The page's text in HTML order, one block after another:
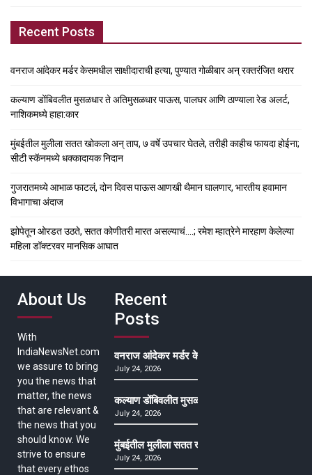
Recent Posts
वनराज आंदेकर मर्डर केसमधील साक्षीदाराची हत्या, पुण्यात गोळीबार अन् रक्तरंजित थरार
कल्याण डोंबिवलीत मुसळधार ते अतिमुसळधार पाऊस, पालघर आणि ठाण्याला रेड अलर्ट,
नाशिकमध्ये हाहा:कार
मुंबईतील मुलीला सतत खोकला अन् ताप, ७ वर्षे उपचार घेतले, तरीही काहीच फायदा होईना;
सीटी स्कॅनमध्ये धक्कादायक निदान
गुजरातमध्ये आभाळ फाटलं, दोन दिवस पाऊस आणखी थैमान घालणार, भारतीय हवामान
विभागाचा अंदाज
झोपेतून ओरडत उठते, सतत कोणीतरी मारत असल्याचं….; रमेश म्हात्रेने मारहाण केलेल्या
महिला डॉक्टरवर मानसिक आघात
About Us
With
IndiaNewsNet.com
we assure to bring
you the news that
matter, the news
that are relevant &
the news that you
should know. We
strive to ensure
that every ethos
Recent
Posts
वनराज आंदेकर मर्डर केसमधील साक्षीदाराची हत्या,
July 24, 2026
कल्याण डोंबिवलीत मुसळधार ते अतिमुसळधार पाऊस,
July 24, 2026
मुंबईतील मुलीला सतत खोकला अन् ताप, ७ वर्षे उपचार
July 24, 2026